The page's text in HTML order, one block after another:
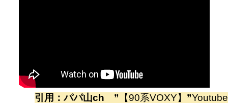
引用：パパ山ch ” 【90系VOXY】 ”Youtube